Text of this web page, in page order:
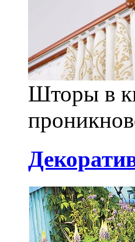
Шторы в